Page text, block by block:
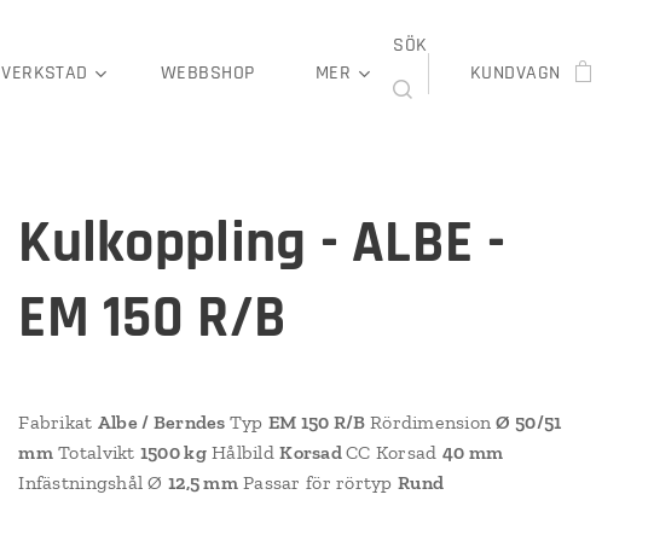
VERKSTAD WEBBSHOP MER
SÖK
KUNDVAGN
Kulkoppling - ALBE -
EM 150 R/B
Fabrikat Albe / Berndes Typ EM 150 R/B RördimensionØ 50/51
mmTotalvikt 1500 kgHålbildKorsadCC Korsad 40 mm
Infästningshål Ø 12,5 mmPassar för rörtypRund